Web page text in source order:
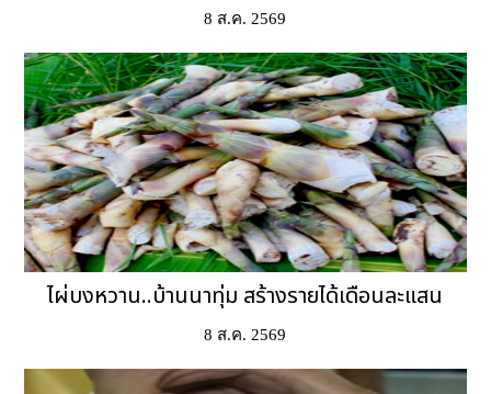
8 ส.ค. 2569
ไผ่บงหวาน..บ้านนาทุ่ม สร้างรายได้เดือนละแสน
8 ส.ค. 2569